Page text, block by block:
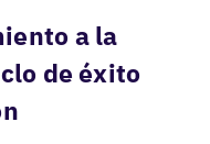
a la
de éxito